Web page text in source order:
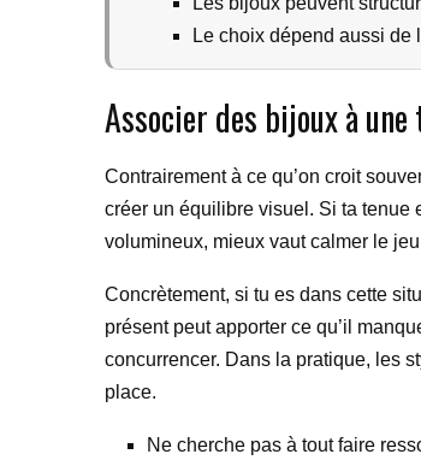
Le choix dépend aussi de
Associer des bijoux à une
Contrairement à ce qu’on croit
créer un équilibre visuel. Si ta tenue
volumineux, mieux vaut calmer le
Concrètement, si tu es dans cette
présent peut apporter ce qu’il
concurrencer. Dans la pratique, les
place.
Ne cherche pas à tout faire